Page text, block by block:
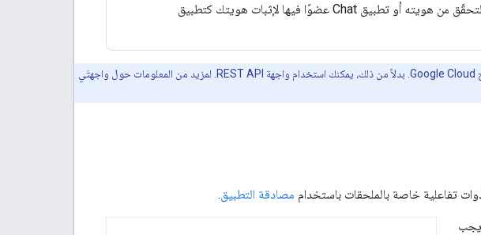
يكون المستخدم الذي تم التحقّق من هويته أو تطبيق Chat عضوًا فيها لإثبات هويتك كتطبيق
تستخدم نماذج الرموز البرمجية في هذه الصفحة واجهة gRPC API مع مكتبات برامج Google Cloud. بدلاً من ذلك، يمكنك استخدام واجهة REST API. لمزيد من المعلومات حول واجهتَي
تفاعلية خاصة بالملحقات باستخدام مصادقة التطبيق .
يجب